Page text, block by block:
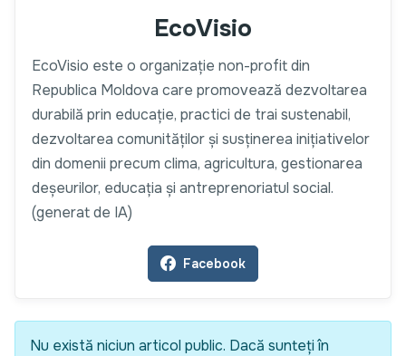
EcoVisio
EcoVisio este o organizație non-profit din
Republica Moldova care promovează dezvoltarea
durabilă prin educație, practici de trai sustenabil,
dezvoltarea comunităților și susținerea inițiativelor
din domenii precum clima, agricultura, gestionarea
deșeurilor, educația și antreprenoriatul social.
(generat de IA)
Facebook
Nu există niciun articol public. Dacă sunteți în